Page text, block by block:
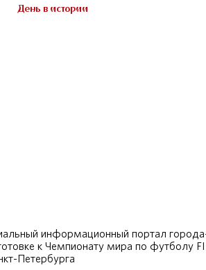
День в истории
информационный портал
к Чемпионату мира по футболу
Петербурга